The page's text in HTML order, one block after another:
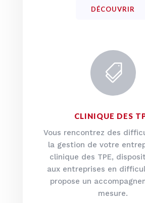
DÉCOUVRIR

CLINIQUE DES
Vous rencontrez des
la gestion de votre
clinique des TPE,
aux entreprises en
propose un
mesure.